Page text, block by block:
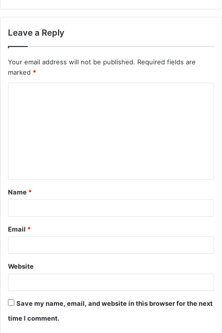
Leave a Reply
Your email address will not be published. Required fields are
marked *
Name *
Email *
Website
Save my name, email, and website in this browser for the next
time I comment.